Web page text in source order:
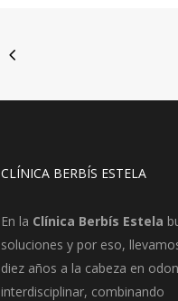
CLÍNICA BERBÍS ESTELA
En la Clínica Berbís Estela
soluciones y por eso,
diez años a la cabeza en
interdisciplinar, combinando